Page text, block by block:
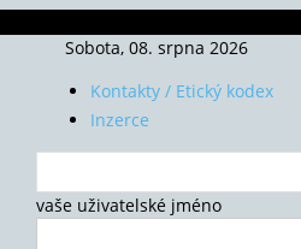
Sobota, 08. srpna 2026
Kontakty / Etický kodex
Inzerce
vaše uživatelské jméno